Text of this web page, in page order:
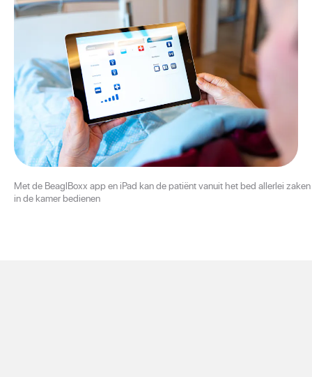
Met de BeaglBoxx app en iPad kan de patiënt vanuit het bed allerlei zaken
in de kamer bedienen